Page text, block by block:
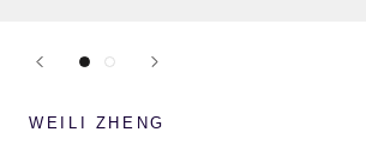
WEILI ZHENG